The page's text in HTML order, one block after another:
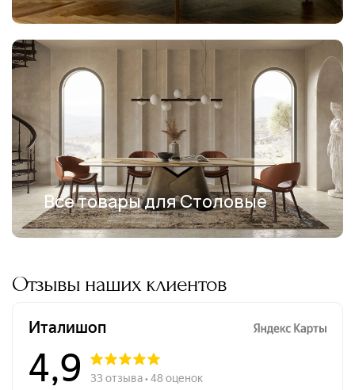
Все товары для Столовые
Отзывы наших клиентов